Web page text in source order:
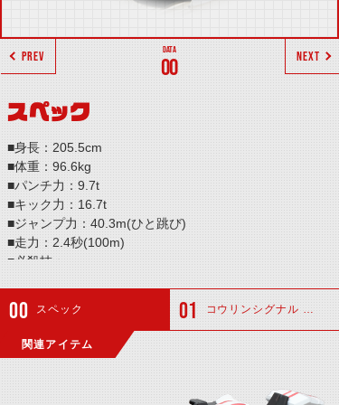
00
PREV NEXT
スペック
■身長：205.5cm
■体重：96.6kg
■パンチ力：9.7t
■キック力：16.7t
■ジャンプ力：40.3m(ひと跳び)
■走力：2.4秒(100m)
■必殺技：─
スペック コウリンシグナル マゼール
関連アイテム